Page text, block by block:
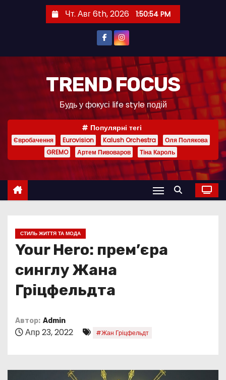
и
Чт. Авг 6th, 2026 1:50:55 PM
TREND FOCUS
Будь у фокусі life style подій
Популярні тегі
Євробачення Eurovision Kalush Orchestra
Оля Полякова
GREMO
Артем Пивоваров Тіна Кароль
СТИЛЬ ЖИТТЯ ТА МОДА
Your Hero: прем’єра
синглу Жана
Гріцфельдта
Автор: Admin
Апр 23, 2022 #Жан Гріцфельдт